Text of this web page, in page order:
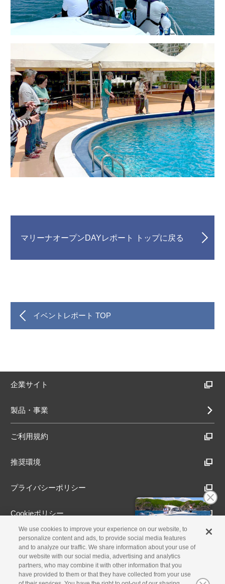
マリーナオープンDAYレポート トップに戻る
イベントレポート TOP
企業サイト
製品・事業
ご利用規約
推奨環境
プライバシーポリシー
Cookieポリシー
アクセシビリティ方針
古物営業法に基づく表示
We use cookies to improve your experience on our website, to
personalize content and ads, to provide social media features
and to analyze our traffic. We share information about your use of
our website with our social media, advertising and analytics
partners, who may combine it with other information that you
have provided to them or that they have collected from your use